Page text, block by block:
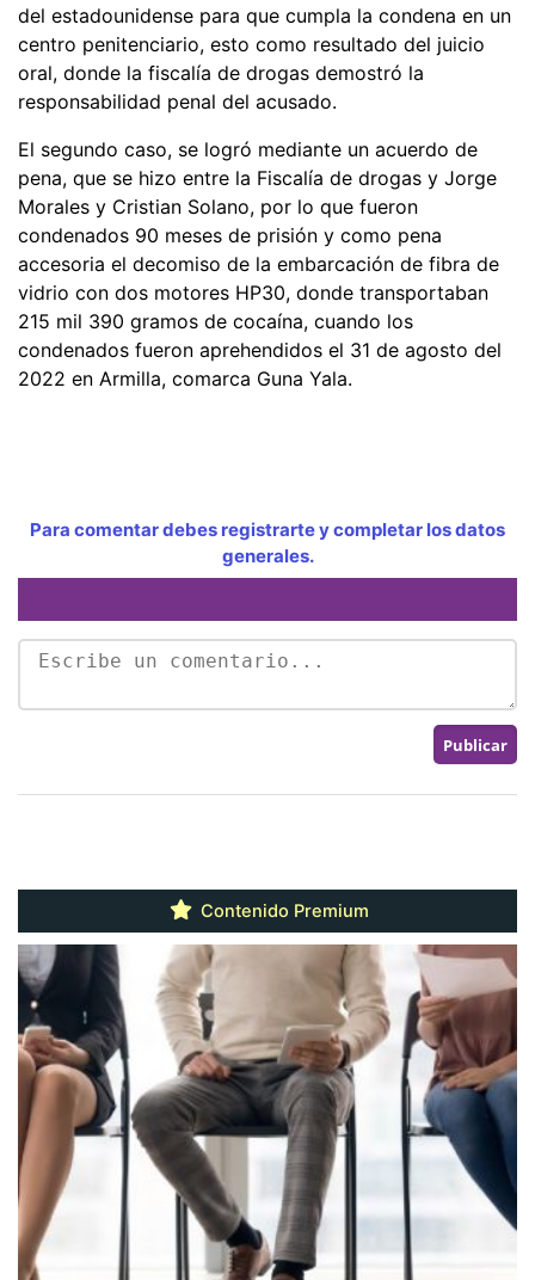
del estadounidense para que cumpla la condena en un
centro penitenciario, esto como resultado del juicio
oral, donde la fiscalía de drogas demostró la
responsabilidad penal del acusado.
El segundo caso, se logró mediante un acuerdo de
pena, que se hizo entre la Fiscalía de drogas y Jorge
Morales y Cristian Solano, por lo que fueron
condenados 90 meses de prisión y como pena
accesoria el decomiso de la embarcación de fibra de
vidrio con dos motores HP30, donde transportaban
215 mil 390 gramos de cocaína, cuando los
condenados fueron aprehendidos el 31 de agosto del
2022 en Armilla, comarca Guna Yala.
Para comentar debes registrarte y completar los datos
generales.
Contenido Premium